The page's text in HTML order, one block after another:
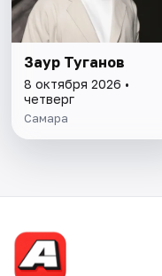
Заур Туганов
8 октября 2026 •
четверг
Самара